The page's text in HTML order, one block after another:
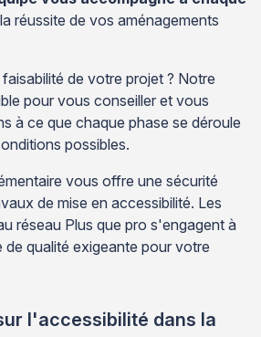
réussite de vos aménagements
de votre projet ? Notre
pour vous conseiller et vous
à ce que chaque phase se déroule
possibles.
vous offre une sécurité
de mise en accessibilité. Les
réseau Plus que pro s'engagent à
de qualité exigeante pour votre
l'accessibilité dans la